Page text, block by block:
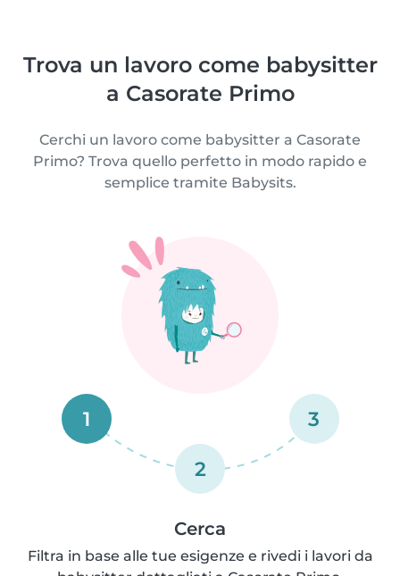
Trova un lavoro come babysitter
a Casorate Primo
Cerchi un lavoro come babysitter a Casorate
Primo? Trova quello perfetto in modo rapido e
semplice tramite Babysits.
1
2
3
Cerca
Filtra in base alle tue esigenze e rivedi i lavori da